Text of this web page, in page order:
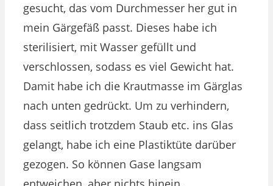
gesucht, das vom Durchmesser her gut in
mein Gärgefäß passt. Dieses habe ich
sterilisiert, mit Wasser gefüllt und
verschlossen, sodass es viel Gewicht hat.
Damit habe ich die Krautmasse im Gärglas
nach unten gedrückt. Um zu verhindern,
dass seitlich trotzdem Staub etc. ins Glas
gelangt, habe ich eine Plastiktüte darüber
gezogen. So können Gase langsam